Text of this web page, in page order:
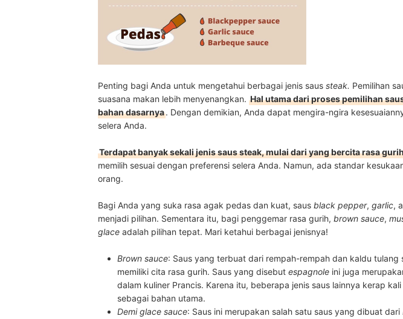
Penting bagi Anda untuk mengetahui berbagai jenis saus steak. Pemilihan
suasana makan lebih menyenangkan. Hal utama dari proses pemilihan
bahan dasarnya. Dengan demikian, Anda dapat mengira-ngira
selera Anda.
Terdapat banyak sekali jenis saus steak, mulai dari yang bercita rasa
memilih sesuai dengan preferensi selera Anda. Namun, ada standar
orang.
Bagi Anda yang suka rasa agak pedas dan kuat, saus black pepper, garlic,
menjadi pilihan. Sementara itu, bagi penggemar rasa gurih, brown sauce,
glace adalah pilihan tepat. Mari ketahui berbagai jenisnya!
Brown sauce: Saus yang terbuat dari rempah-rempah dan kaldu
memiliki cita rasa gurih. Saus yang disebut espagnole ini juga
dalam kuliner Prancis. Karena itu, beberapa jenis saus lainnya kerap
sebagai bahan utama.
Demi glace sauce: Saus ini merupakan salah satu saus yang dibuat dari